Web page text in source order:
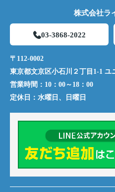
株式会社ラ
03-3868-2022
〒112-0002
東京都文京区小石川２丁目1-1 ユ
営業時間： 10：00～18：00
定休日： 水曜日、日曜日